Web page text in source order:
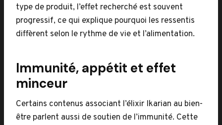
type de produit, l’effet recherché est souvent
progressif, ce qui explique pourquoi les ressentis
diffèrent selon le rythme de vie et l’alimentation.
Immunité, appétit et effet
minceur
Certains contenus associant l’élixir Ikarian au bien-
être parlent aussi de soutien de l’immunité. Cette